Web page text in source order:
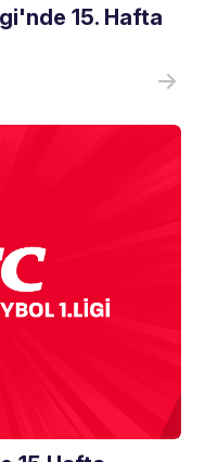
15. Hafta